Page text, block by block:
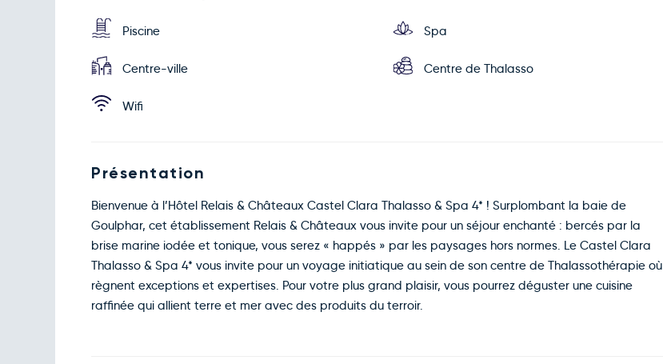
Piscine
Centre-ville
Wifi
Spa
Centre de Thalasso
Présentation
Bienvenue à l’Hôtel Relais & Châteaux Castel Clara Thalasso & Spa 4* ! Surplombant la baie de
Goulphar, cet établissement Relais & Châteaux vous invite pour un séjour enchanté : bercés par la
brise marine iodée et tonique, vous serez « happés » par les paysages hors normes. Le Castel Clara
Thalasso & Spa 4* vous invite pour un voyage initiatique au sein de son centre de Thalassothérapie où
règnent exceptions et expertises. Pour votre plus grand plaisir, vous pourrez déguster une cuisine
raffinée qui allient terre et mer avec des produits du terroir.